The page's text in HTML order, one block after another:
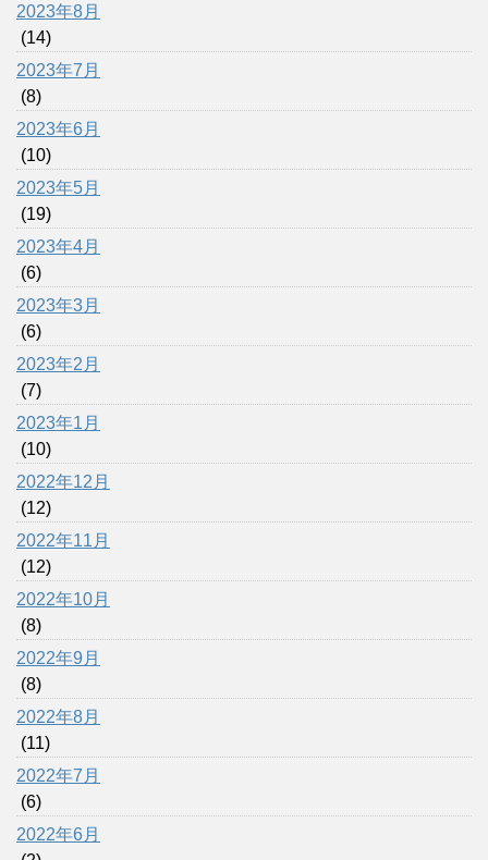
2023年8月
(14)
2023年7月
(8)
2023年6月
(10)
2023年5月
(19)
2023年4月
(6)
2023年3月
(6)
2023年2月
(7)
2023年1月
(10)
2022年12月
(12)
2022年11月
(12)
2022年10月
(8)
2022年9月
(8)
2022年8月
(11)
2022年7月
(6)
2022年6月